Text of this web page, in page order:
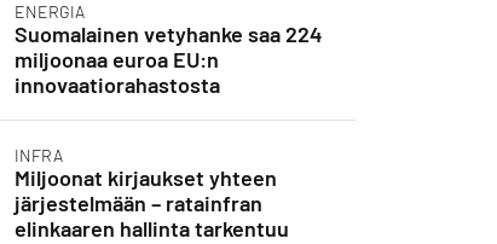
ENERGIA
Suomalainen vetyhanke saa 224
miljoonaa euroa EU:n
innovaatiorahastosta
INFRA
Miljoonat kirjaukset yhteen
järjestelmään – ratainfran
elinkaaren hallinta tarkentuu